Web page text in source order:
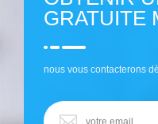
GRATUITE
nous vous contacterons